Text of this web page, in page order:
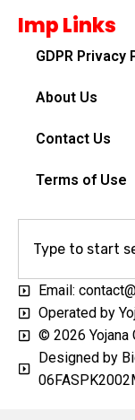
Imp Links
GDPR Privacy
About Us
Contact Us
Terms of Use
Email:
Operated by
© 2026 Yojana
Designed by